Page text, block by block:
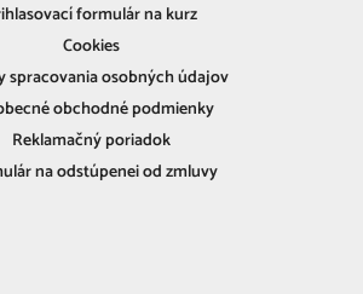
formulár na kurz
Cookies
spracovania osobných údajov
obchodné podmienky
Reklamačný poriadok
na odstúpenei od zmluvy